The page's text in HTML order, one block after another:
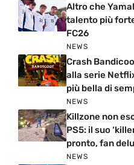
Altro che
talento più
FC26
NEWS
Crash
alla serie
più bella di
NEWS
Killzone non
PS5: il suo
pronto, fan
NEWS